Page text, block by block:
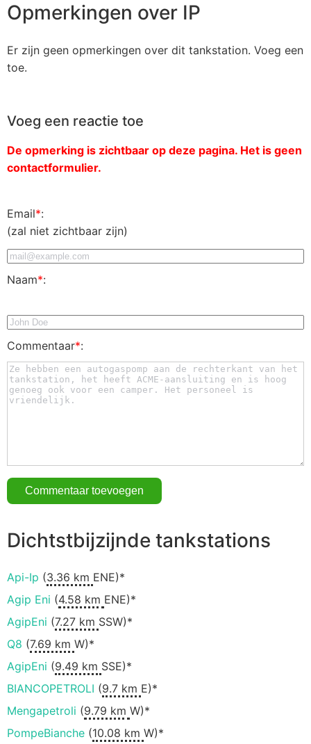
Opmerkingen over IP
Er zijn geen opmerkingen over dit tankstation. Voeg een
toe.
Voeg een reactie toe
De opmerking is zichtbaar op deze pagina. Het is geen
contactformulier.
Email*:
(zal niet zichtbaar zijn)
Naam*:
Commentaar*:
Dichtstbijzijnde tankstations
Api-Ip (3.36 km ENE)*
Agip Eni (4.58 km ENE)*
AgipEni (7.27 km SSW)*
Q8 (7.69 km W)*
AgipEni (9.49 km SSE)*
BIANCOPETROLI (9.7 km E)*
Mengapetroli (9.79 km W)*
PompeBianche (10.08 km W)*